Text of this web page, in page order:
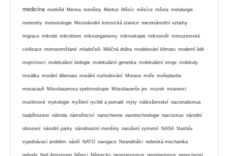
medicína medvěd Mensa menšiny Merkur Měsíc měsíce města metalurgie
meteority meteorologie Mezinárodní kosmická stanice mezinárodní vztahy
migrace mikrobi mikrobiom mikroorganismy mikroskopie mikrosvět mimozemské
civilizace mimozemšťané mladočeši Mléčná dráha modelování klimatu moderní lidé
mojmírovci molekulární biologie molekulární genetika molekulární stroje molekuly
morálka morální dilemata morální rozhodování Morava moře mořeplavba
mosasauři Mössbauerova spektroskopie Mössbauerův jev mozek mravenci
muslimové mykologie myšlení rychlé a pomalé mýty náboženství nacionalismus
nadpřirozeno náhoda námořnictví nanochemie nanotechnologie narcismus národní
obrození národní parky národnostní menšiny narušení symetrií NASA Nashův
vyjednávací problém násilí NATO navigace Neandrtálci nebeská mechanika
nehody Neil Armstrong Němci Německo neomarxismus neoslavismus nepoctivost